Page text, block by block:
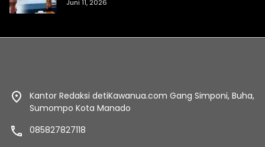
Juni 11, 2026
Kantor Redaksi detiKawanua.com Gang Simponi, Buha,
Sumompo Kota Manado
085827827118